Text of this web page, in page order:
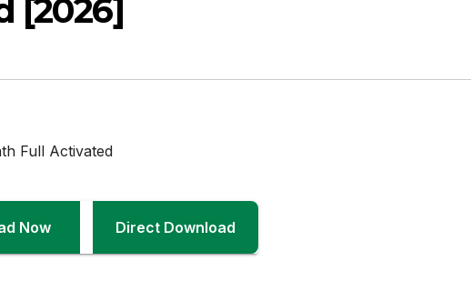
[2026]
Now Direct Download